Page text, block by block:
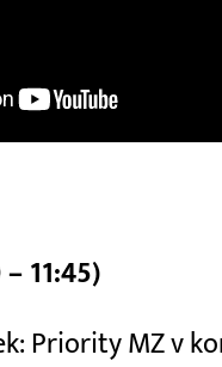
11:45)
Priority MZ v